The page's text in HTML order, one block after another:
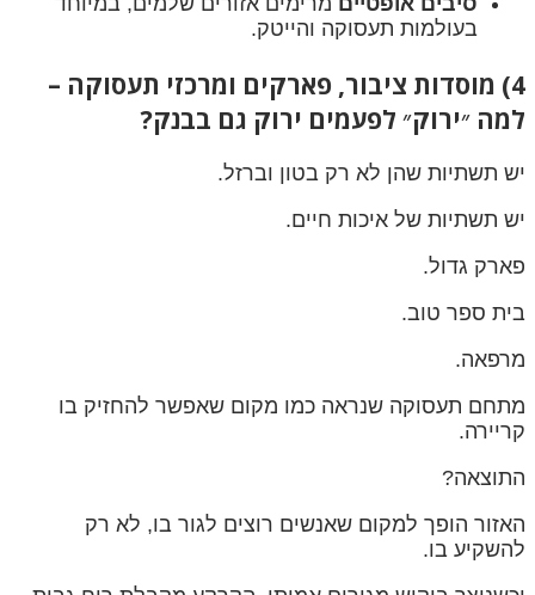
בעולמות תעסוקה והייטק.
4) מוסדות ציבור, פארקים ומרכזי תעסוקה –
למה ״ירוק״ לפעמים ירוק גם בבנק?
יש תשתיות שהן לא רק בטון וברזל.
יש תשתיות של איכות חיים.
פארק גדול.
בית ספר טוב.
מרפאה.
מתחם תעסוקה שנראה כמו מקום שאפשר להחזיק בו
קריירה.
התוצאה?
האזור הופך למקום שאנשים רוצים לגור בו, לא רק
להשקיע בו.